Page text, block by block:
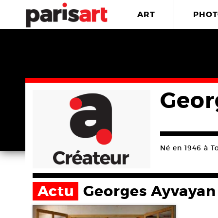
ART
Né en 1946 à
Actu Georges Ayvayan